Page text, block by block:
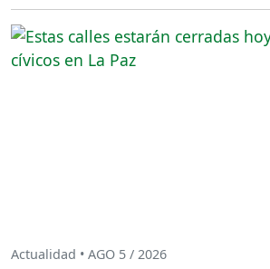
Actualidad • AGO 5 / 2026